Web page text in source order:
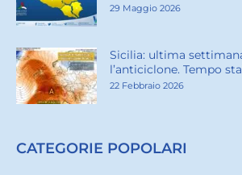
29 Maggio 2026
Sicilia: ultima
l’anticiclone. Tempo
22 Febbraio 2026
CATEGORIE POPOLARI